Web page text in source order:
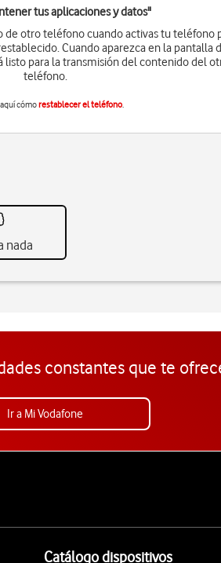
tus aplicaciones y datos"
de otro teléfono cuando activas tu teléfono
Cuando aparezca en la pantalla
listo para la transmisión del contenido del
teléfono.
cómorestablecer el teléfono.
nada
constantes que te
Ir a Mi Vodafone
Catálogo dispositivos